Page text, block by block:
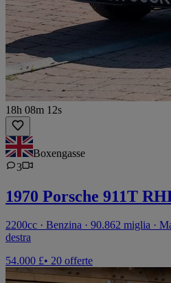
18h 08m 12s
Boxengasse
3
1970 Porsche 911T
2200cc · Benzina · 90.862 miglia ·
destra
54.000 £• 20 offerte